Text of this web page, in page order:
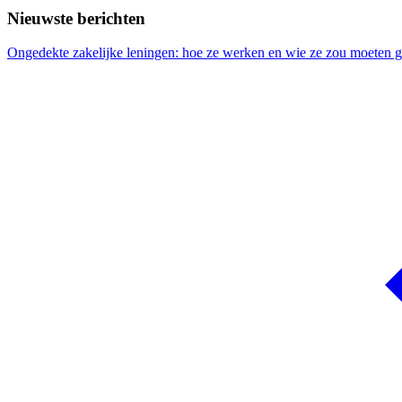
Nieuwste berichten
Ongedekte zakelijke leningen: hoe ze werken en wie ze zou moeten